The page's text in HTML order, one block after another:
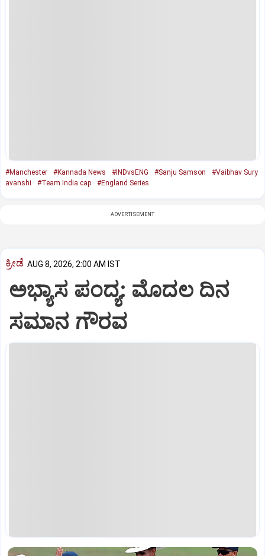
#Manchester #Kannada News #INDvsENG #Sanju Samson
#Vaibhav Sury
avanshi
#Team India cap #England Series
ADVERTISEMENT
ಕ್ರೀಡೆ AUG 8, 2026, 2:00 AM IST
ಅಭ್ಯಾಸ ಪಂದ್ಯ: ಮೊದಲ ದಿನ
ಸಮಾನ ಗೌರವ